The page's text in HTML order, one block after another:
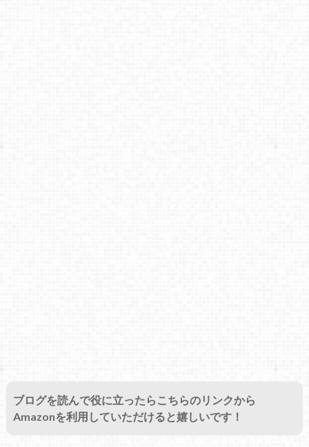
ブログを読んで役に立ったらこちらのリンクから
Amazonを利用していただけると嬉しいです！